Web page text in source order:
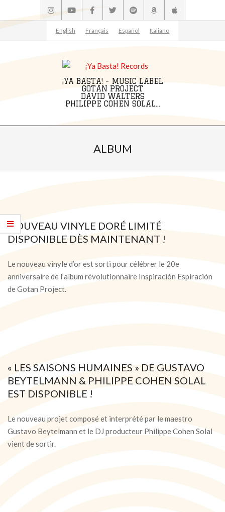
to
English Français Español Italiano
¡YA BASTA! - MUSIC LABEL
GOTAN PROJECT
DAVID WALTERS
PHILIPPE COHEN SOLAL...
ALBUM
NOUVEAU VINYLE DORÉ LIMITÉ
DISPONIBLE DÈS MAINTENANT !
10-
08
Le nouveau vinyle d’or est sorti pour célébrer le 20e
anniversaire de l’album révolutionnaire Inspiración Espiración
de Gotan Project.
« LES SAISONS HUMAINES » DE GUSTAVO
BEYTELMANN & PHILIPPE COHEN SOLAL
EST DISPONIBLE !
02-
10
Le nouveau projet composé et interprété par le maestro
Gustavo Beytelmann et le DJ producteur Philippe Cohen Solal
vient de sortir.